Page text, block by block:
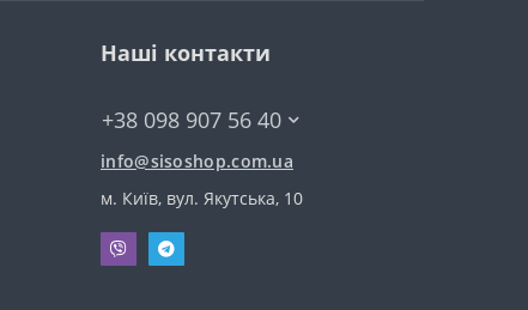
Наші контакти
+38 098 907 56 40
info@sisoshop.com.ua
м. Київ, вул. Якутська, 10